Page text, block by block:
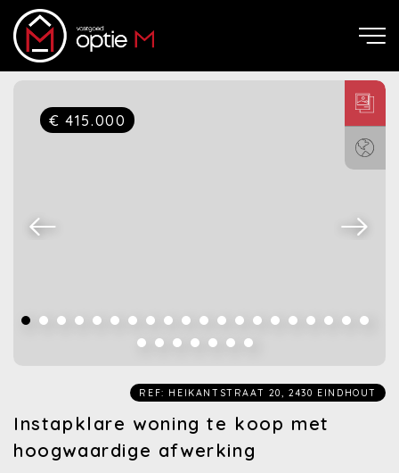
€ 415.000
REF: HEIKANTSTRAAT 20, 2430 EINDHOUT
Instapklare woning te koop met
hoogwaardige afwerking